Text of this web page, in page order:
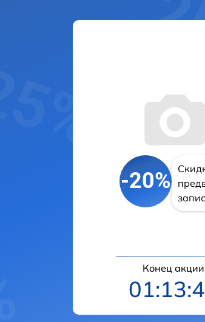
-20%
Конец акции